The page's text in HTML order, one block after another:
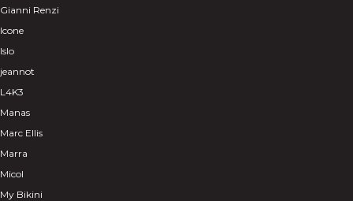
Gianni Renzi
Icone
Islo
jeannot
L4K3
Manas
Marc Ellis
Marra
Micol
My Bikini